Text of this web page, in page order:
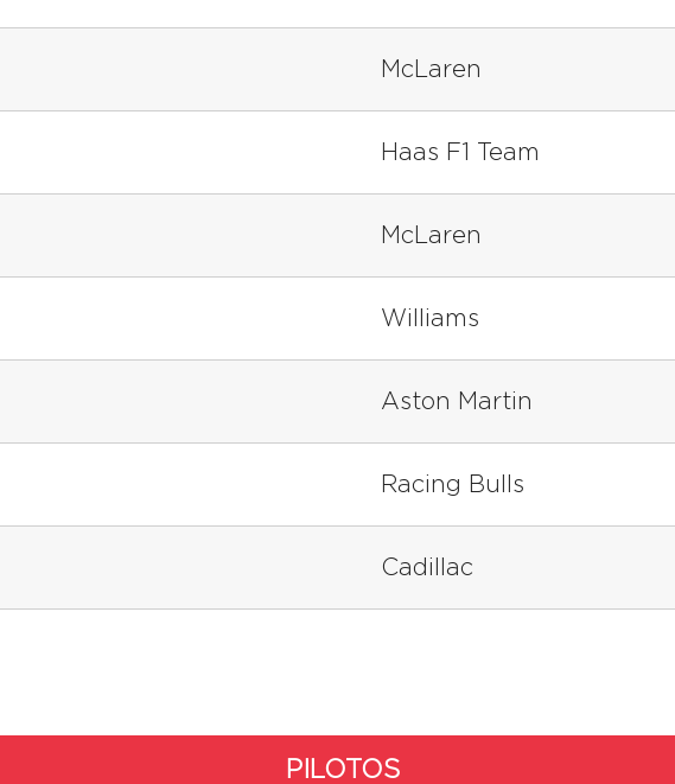
McLaren
Haas F1 Team
McLaren
Williams
Aston Martin
Racing Bulls
Cadillac
PILOTOS